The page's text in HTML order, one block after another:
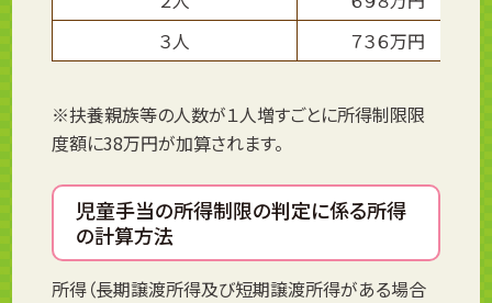
３人
７３６万円
※扶養親族等の人数が１人増すごとに所得制限限
度額に38万円が加算されます。
児童手当の所得制限の判定に係る所得
の計算方法
所得（長期譲渡所得及び短期譲渡所得がある場合